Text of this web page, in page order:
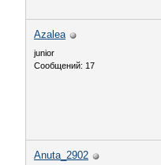
Azalea
junior
Сообщений: 17
Anuta_2902